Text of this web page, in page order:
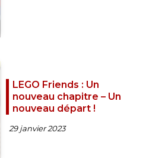
LEGO Friends : Un
nouveau chapitre – Un
nouveau départ !
29 janvier 2023